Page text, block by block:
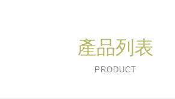
產品列表
PRODUCT